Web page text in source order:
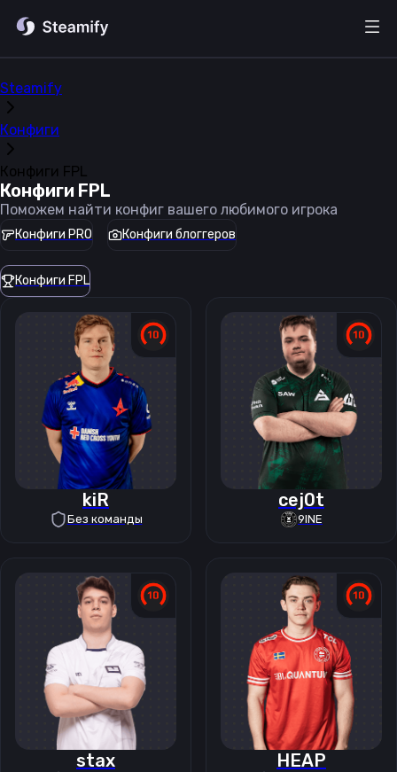
Steamify
Конфиги
Конфиги FPL
Конфиги FPL
Поможем найти конфиг вашего любимого игрока
Конфиги PRO Конфиги блоггеров
Конфиги FPL
kiR
Без команды
cej0t
9INE
stax HEAP